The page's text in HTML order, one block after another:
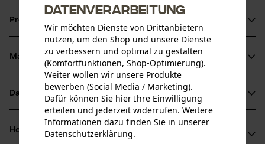
Diese Kette sorgt für reduzierte Vibration der
Schneidgarnitur
Längere Haftung des Öls auf der Sägekette durch spezielle
Verbindungsglieder
Durch Öllochbohrungen im Treibglied verbesserte
Schmierung an der Schienenspitze
Produktinformationen
Produktdetails
Aktivitätstyp
Material & Pflege
Material
Hauptmaterial
Datenblätter
Herstellerdatenblatt (PDF)
Herstellerinformationen
Datenverarbeitung
Wir möchten Dienste von Drittanbietern
nutzen, um den Shop und unsere Dienste
zu verbessern und optimal zu gestalten
(Komfortfunktionen, Shop-Optimierung).
Weiter wollen wir unsere Produkte
bewerben (Social Media / Marketing).
Dafür können Sie hier Ihre Einwilligung
erteilen und jederzeit widerrufen. Weitere
Informationen dazu finden Sie in unserer
Datenschutzerklärung.